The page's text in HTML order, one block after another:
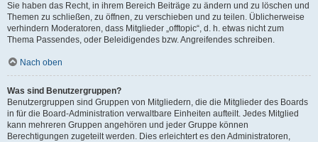
Sie haben das Recht, in ihrem Bereich Beiträge zu ändern und zu löschen und
Themen zu schließen, zu öffnen, zu verschieben und zu teilen. Üblicherweise
verhindern Moderatoren, dass Mitglieder „offtopic“, d. h. etwas nicht zum
Thema Passendes, oder Beleidigendes bzw. Angreifendes schreiben.
Nach oben
Was sind Benutzergruppen?
Benutzergruppen sind Gruppen von Mitgliedern, die die Mitglieder des Boards
in für die Board-Administration verwaltbare Einheiten aufteilt. Jedes Mitglied
kann mehreren Gruppen angehören und jeder Gruppe können
Berechtigungen zugeteilt werden. Dies erleichtert es den Administratoren,